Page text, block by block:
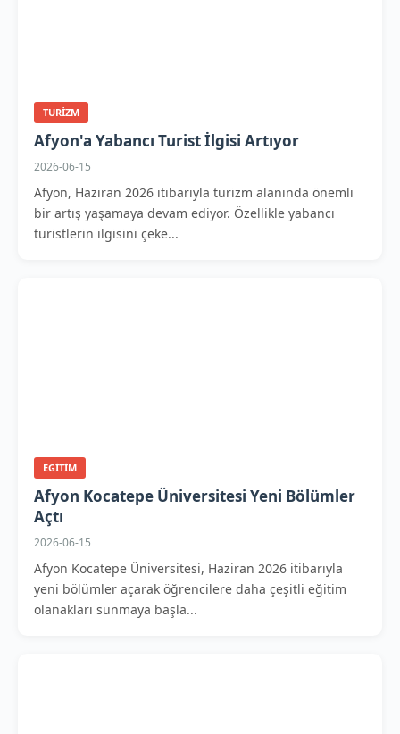
TURIZM
Afyon'a Yabancı Turist İlgisi Artıyor
2026-06-15
Afyon, Haziran 2026 itibarıyla turizm alanında önemli
bir artış yaşamaya devam ediyor. Özellikle yabancı
turistlerin ilgisini çeke...
EGITIM
Afyon Kocatepe Üniversitesi Yeni Bölümler
Açtı
2026-06-15
Afyon Kocatepe Üniversitesi, Haziran 2026 itibarıyla
yeni bölümler açarak öğrencilere daha çeşitli eğitim
olanakları sunmaya başla...